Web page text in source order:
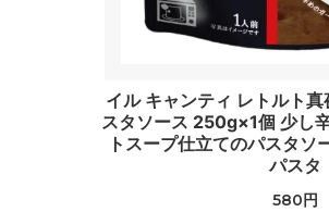
イル キャンティ レトルト
スタソース 250g×1個 少し
トスープ仕立てのパスタソ
パスタ
580円